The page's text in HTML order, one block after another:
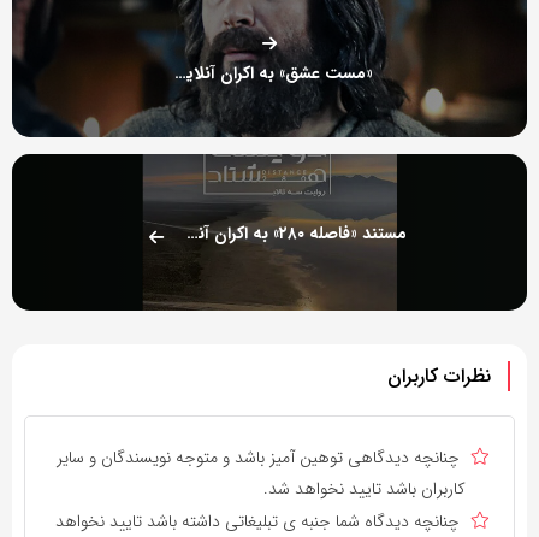
«مست عشق» به اکران آنلاین رسید
مستند «فاصله ۲۸۰» به اکران آنلاین رسید
نظرات کاربران
چنانچه دیدگاهی توهین آمیز باشد و متوجه نویسندگان و سایر
کاربران باشد تایید نخواهد شد.
چنانچه دیدگاه شما جنبه ی تبلیغاتی داشته باشد تایید نخواهد